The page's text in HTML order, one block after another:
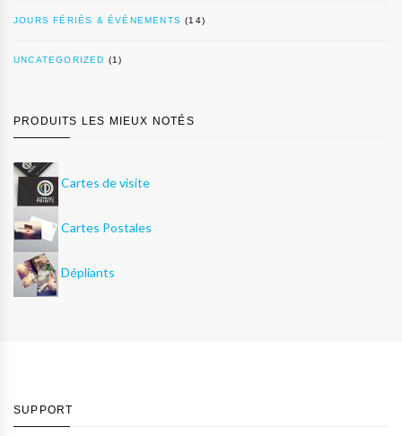
JOURS FÉRIÉS & ÉVÉNEMENTS (14)
UNCATEGORIZED (1)
PRODUITS LES MIEUX NOTÉS
Cartes de visite
Cartes Postales
Dépliants
SUPPORT